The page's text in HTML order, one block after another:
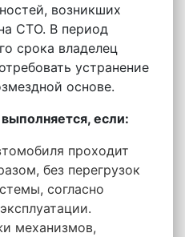
возникших
СТО. В период
срока владелец
устранение
основе.
если:
проходит
без перегрузок
согласно
механизмов,